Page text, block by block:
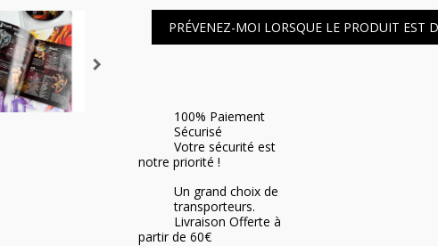
PRÉVENEZ-MOI LORSQUE LE PRODUIT EST
100% Paiement
Sécurisé
Votre sécurité est
notre priorité !
Un grand choix de
transporteurs.
Livraison Offerte à
partir de 60€